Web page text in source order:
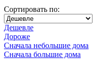
Сортировать по:
Дешевле
Дороже
Сначала небольшие дома
Сначала большие дома